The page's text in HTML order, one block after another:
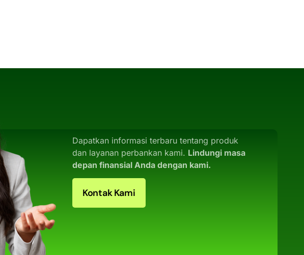
Dapatkan informasi terbaru tentang produk
dan layanan perbankan kami. Lindungi masa
depan finansial Anda dengan kami.
Kontak Kami